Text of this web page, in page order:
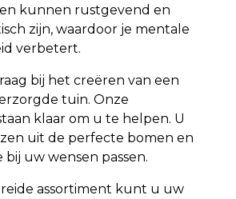
kunnen rustgevend en
zijn, waardoor je mentale
verbetert.
bij het creëren van een
tuin. Onze
klaar om u te helpen. U
uit de perfecte bomen en
uw wensen passen.
assortiment kunt u uw